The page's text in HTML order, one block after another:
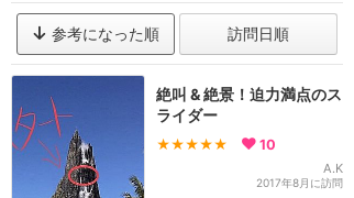
参考になった順 訪問日順
絶叫 & 絶景！迫力満点のス
ライダー
★★★★★ 10
A.K
2017年8月に訪問